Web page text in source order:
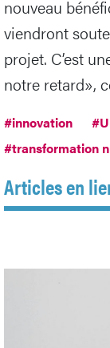
nouveau
viendront
projet. C’est
notre retard»,
#innovation
#transformation
Articles en